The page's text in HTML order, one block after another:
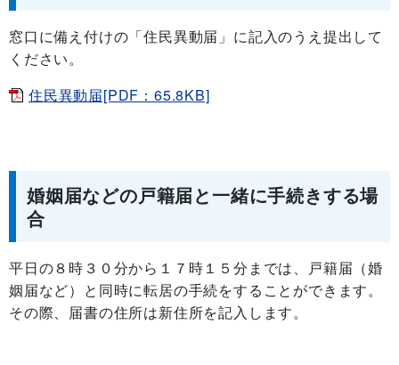
窓口に備え付けの「住民異動届」に記入のうえ提出して
ください。
住民異動届[PDF：65.8KB]
婚姻届などの戸籍届と一緒に手続きする場
合
平日の８時３０分から１７時１５分までは、戸籍届（婚
姻届など）と同時に転居の手続をすることができます。
その際、届書の住所は新住所を記入します。